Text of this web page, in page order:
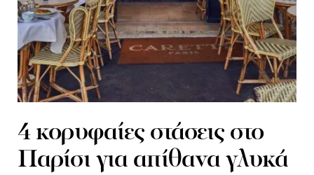
4 κορυφαίες στάσεις στο
Παρίσι για απίθανα γλυκά